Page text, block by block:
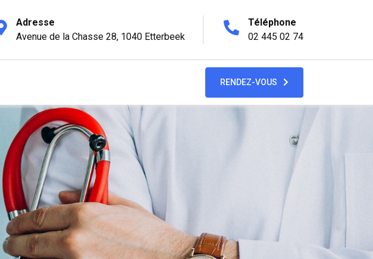
Adresse
Avenue de la Chasse 28, 1040 Etterbeek
Téléphone
02 445 02 74
RENDEZ-VOUS